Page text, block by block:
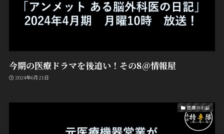
今期の医療ドラマを後追い！その8@情報屋
2024年6月21日
医療のお話